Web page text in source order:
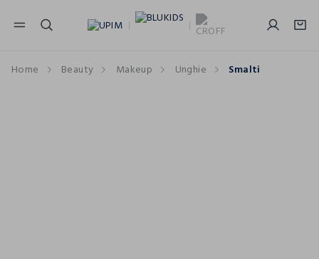
NAVIGATION.ARIA.GOTOMAINCONTENT
Home Beauty Makeup Unghie Smalti